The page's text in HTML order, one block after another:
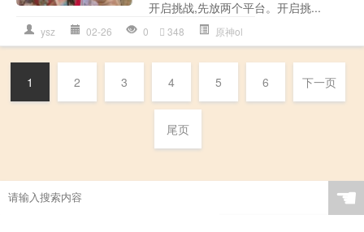
开启挑战,先放两个平台。开启挑...
ysz 02-26 0 348 原神ol
1 2 3 4 5 6 下一页
尾页
☚